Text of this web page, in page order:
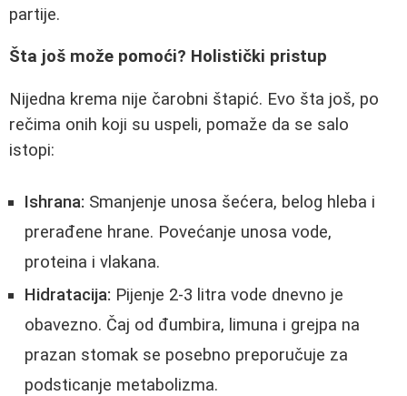
partije.
Šta još može pomoći? Holistički pristup
Nijedna krema nije čarobni štapić. Evo šta još, po
rečima onih koji su uspeli, pomaže da se salo
istopi:
Ishrana: Smanjenje unosa šećera, belog hleba i
prerađene hrane. Povećanje unosa vode,
proteina i vlakana.
Hidratacija: Pijenje 2-3 litra vode dnevno je
obavezno. Čaj od đumbira, limuna i grejpa na
prazan stomak se posebno preporučuje za
podsticanje metabolizma.